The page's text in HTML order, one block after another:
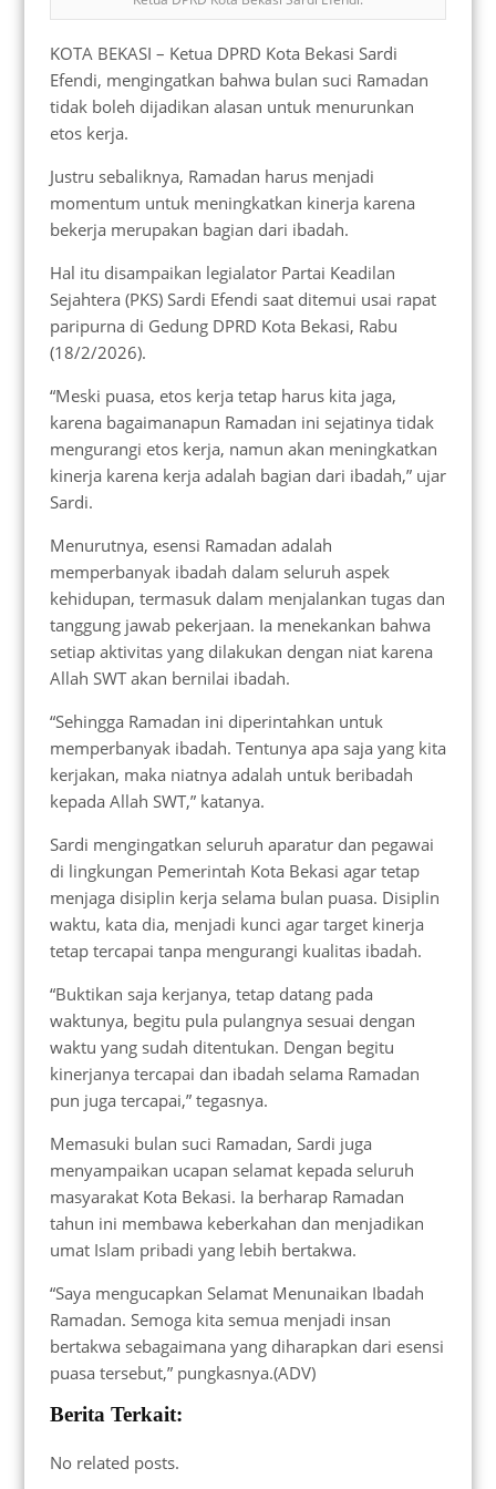
KOTA BEKASI – Ketua DPRD Kota Bekasi Sardi
Efendi, mengingatkan bahwa bulan suci Ramadan
tidak boleh dijadikan alasan untuk menurunkan
etos kerja.
Justru sebaliknya, Ramadan harus menjadi
momentum untuk meningkatkan kinerja karena
bekerja merupakan bagian dari ibadah.
Hal itu disampaikan legialator Partai Keadilan
Sejahtera (PKS) Sardi Efendi saat ditemui usai rapat
paripurna di Gedung DPRD Kota Bekasi, Rabu
(18/2/2026).
“Meski puasa, etos kerja tetap harus kita jaga,
karena bagaimanapun Ramadan ini sejatinya tidak
mengurangi etos kerja, namun akan meningkatkan
kinerja karena kerja adalah bagian dari ibadah,” ujar
Sardi.
Menurutnya, esensi Ramadan adalah
memperbanyak ibadah dalam seluruh aspek
kehidupan, termasuk dalam menjalankan tugas dan
tanggung jawab pekerjaan. Ia menekankan bahwa
setiap aktivitas yang dilakukan dengan niat karena
Allah SWT akan bernilai ibadah.
“Sehingga Ramadan ini diperintahkan untuk
memperbanyak ibadah. Tentunya apa saja yang kita
kerjakan, maka niatnya adalah untuk beribadah
kepada Allah SWT,” katanya.
Sardi mengingatkan seluruh aparatur dan pegawai
di lingkungan Pemerintah Kota Bekasi agar tetap
menjaga disiplin kerja selama bulan puasa. Disiplin
waktu, kata dia, menjadi kunci agar target kinerja
tetap tercapai tanpa mengurangi kualitas ibadah.
“Buktikan saja kerjanya, tetap datang pada
waktunya, begitu pula pulangnya sesuai dengan
waktu yang sudah ditentukan. Dengan begitu
kinerjanya tercapai dan ibadah selama Ramadan
pun juga tercapai,” tegasnya.
Memasuki bulan suci Ramadan, Sardi juga
menyampaikan ucapan selamat kepada seluruh
masyarakat Kota Bekasi. Ia berharap Ramadan
tahun ini membawa keberkahan dan menjadikan
umat Islam pribadi yang lebih bertakwa.
“Saya mengucapkan Selamat Menunaikan Ibadah
Ramadan. Semoga kita semua menjadi insan
bertakwa sebagaimana yang diharapkan dari esensi
puasa tersebut,” pungkasnya.(ADV)
Berita Terkait:
No related posts.